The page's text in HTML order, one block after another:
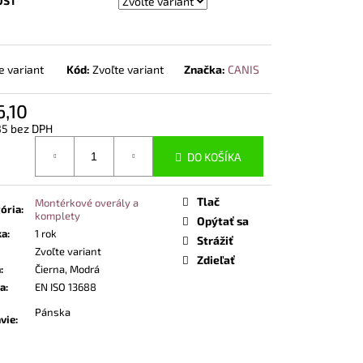
variant Kód: Zvoľte variant Značka: CANIS
bez DPH
DO KOŠÍKA
:
Montérkové overály a
komplety
:
1 rok
Zvoľte variant
:
Čierna, Modrá
: EN ISO 13688
:
Pánska
Tlač
Opýtať sa
Strážiť
Zdieľať
OBUV UVEX 2